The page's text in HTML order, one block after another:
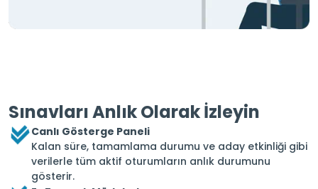
Sınavları Anlık Olarak İzleyin
Canlı Gösterge Paneli
Kalan süre, tamamlama durumu ve aday etkinliği gibi
verilerle tüm aktif oturumların anlık durumunu
gösterir.